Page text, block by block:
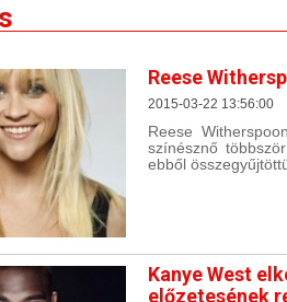
Reese
2015-03-22 13:56:00
Reese
színésznő
ebből
Kanye West
előzetesének